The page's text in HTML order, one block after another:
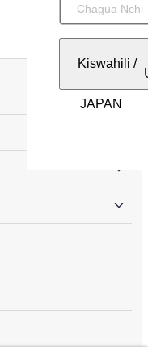
Kiswahili /